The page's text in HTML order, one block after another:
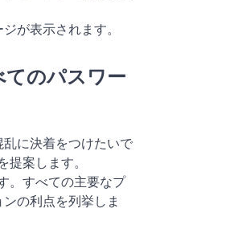
が表示されます。
てのパスワー
に決着をつけたいで
案します。
。すべての主要なプ
の利点を列挙しま